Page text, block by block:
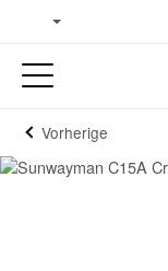
Vorherige